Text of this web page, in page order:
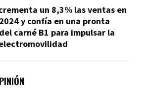
un 8,3% las ventas en
y confía en una pronta
carné B1 para impulsar la